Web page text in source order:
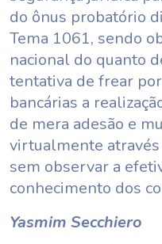
do ônus probatório
Tema 1061, sendo
nacional do quanto
tentativa de frear
bancárias a
de mera adesão e
virtualmente
sem observar a
conhecimento dos
Yasmim Secchiero